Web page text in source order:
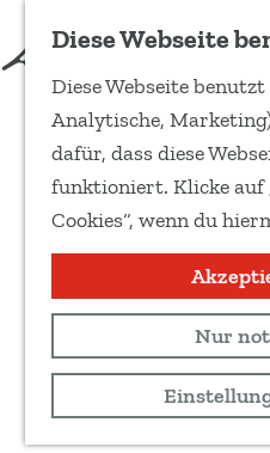
Diese Webseite
Diese Webseite
Analytische,
dafür, dass diese
funktioniert. Klicke auf
Cookies“, wenn du
Nur